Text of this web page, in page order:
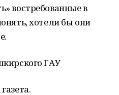
востребованные в
хотели бы они
ГАУ